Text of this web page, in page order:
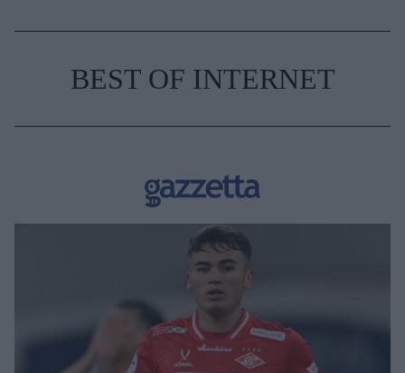
BEST OF INTERNET